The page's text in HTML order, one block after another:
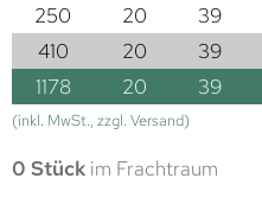
250
20 39
410
20 39
1178
20 39
(inkl. MwSt., zzgl. Versand)
0 Stück im Frachtraum